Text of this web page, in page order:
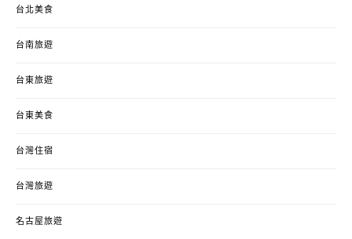
台北美食
台南旅遊
台東旅遊
台東美食
台灣住宿
台灣旅遊
名古屋旅遊